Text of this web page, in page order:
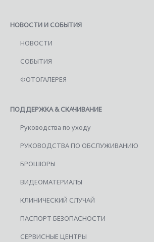
НОВОСТИ И СОБЫТИЯ
НОВОСТИ
СОБЫТИЯ
ФОТОГАЛЕРЕЯ
ПОДДЕРЖКА & СКАЧИВАНИЕ
Руководства по уходу
РУКОВОДСТВА ПО ОБСЛУЖИВАНИЮ
БРОШЮРЫ
ВИДЕОМАТЕРИАЛЫ
КЛИНИЧЕСКИЙ СЛУЧАЙ
ПАСПОРТ БЕЗОПАСНОСТИ
СЕРВИСНЫЕ ЦЕНТРЫ